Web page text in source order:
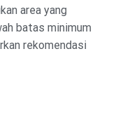
area yang
batas minimum
rekomendasi